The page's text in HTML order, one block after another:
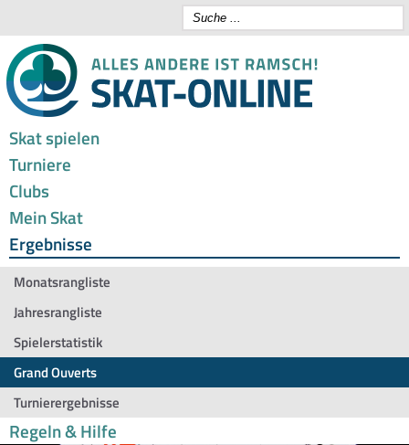
Skat spielen
Turniere
Clubs
Mein Skat
Ergebnisse
Monatsrangliste
Jahresrangliste
Spielerstatistik
Grand Ouverts
Turnierergebnisse
Regeln & Hilfe